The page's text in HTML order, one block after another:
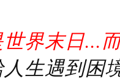
界末日...
生遇到困